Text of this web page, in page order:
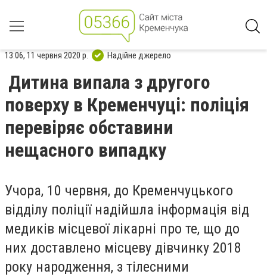
13:06, 11 червня 2020 р. Надійне джерело
Дитина випала з другого
поверху в Кременчуці: поліція
перевіряє обставини
нещасного випадку
Учора, 10 червня, до Кременчуцького
відділу поліції надійшла інформація від
медиків місцевої лікарні про те, що до
них доставлено місцеву дівчинку 2018
року народження, з тілесними